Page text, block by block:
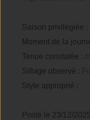
Saison privilégiée :
Moment de la
Tenue constatée :
Sillage observé :
Style approprié :
Posté le 23/12/2025